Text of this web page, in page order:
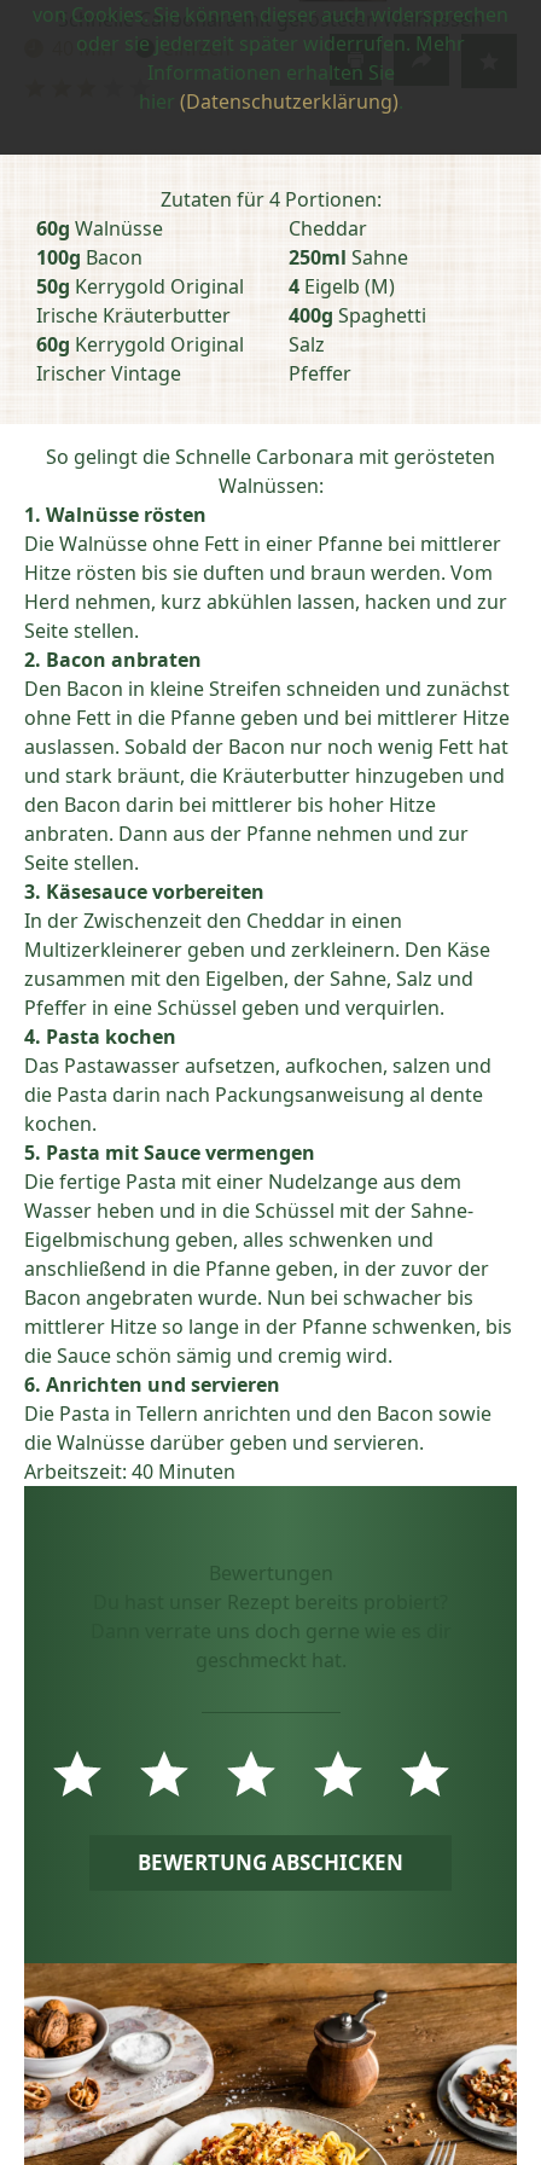
von Cookies. Sie können dieser auch widersprechen
oder sie jederzeit später widerrufen. Mehr
Informationen erhalten Sie
hier (Datenschutzerklärung).
Schnelle Carbonara mit gerösteten Walnüssen
Zubereitungszeit:
40 Min Schwierigkeit:
einfach
Zutaten für 4 Portionen:
60g Walnüsse
100g Bacon
50g Kerrygold Original
Irische Kräuterbutter
60g Kerrygold Original
Irischer Vintage
Cheddar
250ml Sahne
4 Eigelb (M)
400g Spaghetti
Salz
Pfeffer
So gelingt die Schnelle Carbonara mit gerösteten
Walnüssen:
1. Walnüsse rösten
Die Walnüsse ohne Fett in einer Pfanne bei mittlerer
Hitze rösten bis sie duften und braun werden. Vom
Herd nehmen, kurz abkühlen lassen, hacken und zur
Seite stellen.
2. Bacon anbraten
Den Bacon in kleine Streifen schneiden und zunächst
ohne Fett in die Pfanne geben und bei mittlerer Hitze
auslassen. Sobald der Bacon nur noch wenig Fett hat
und stark bräunt, die Kräuterbutter hinzugeben und
den Bacon darin bei mittlerer bis hoher Hitze
anbraten. Dann aus der Pfanne nehmen und zur
Seite stellen.
3. Käsesauce vorbereiten
In der Zwischenzeit den Cheddar in einen
Multizerkleinerer geben und zerkleinern. Den Käse
zusammen mit den Eigelben, der Sahne, Salz und
Pfeffer in eine Schüssel geben und verquirlen.
4. Pasta kochen
Das Pastawasser aufsetzen, aufkochen, salzen und
die Pasta darin nach Packungsanweisung al dente
kochen.
5. Pasta mit Sauce vermengen
Die fertige Pasta mit einer Nudelzange aus dem
Wasser heben und in die Schüssel mit der Sahne-
Eigelbmischung geben, alles schwenken und
anschließend in die Pfanne geben, in der zuvor der
Bacon angebraten wurde. Nun bei schwacher bis
mittlerer Hitze so lange in der Pfanne schwenken, bis
die Sauce schön sämig und cremig wird.
6. Anrichten und servieren
Die Pasta in Tellern anrichten und den Bacon sowie
die Walnüsse darüber geben und servieren.
Arbeitszeit: 40 Minuten
Bewertungen
Du hast unser Rezept bereits probiert?
Dann verrate uns doch gerne wie es dir
geschmeckt hat.
BEWERTUNG ABSCHICKEN